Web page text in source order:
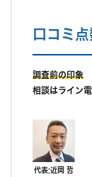
口コミ
調査前の印象
相談はライン
身になって相
低いこともあ
なさいと励ま
調査中の印象
尾行が旦那の
代表:近岡 哲